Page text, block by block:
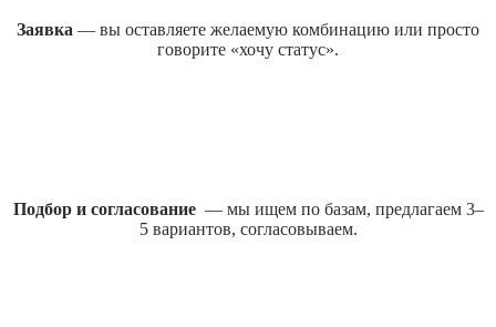
Заявка — вы оставляете желаемую комбинацию или просто
говорите «хочу статус».
Подбор и согласование — мы ищем по базам, предлагаем 3–
5 вариантов, согласовываем.